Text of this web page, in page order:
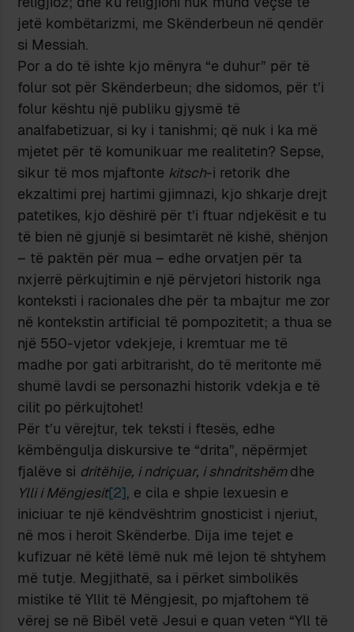
jetë kombëtarizmi, me Skënderbeun në qendër
si Messiah.
Por a do të ishte kjo mënyra “e duhur” për të
folur sot për Skënderbeun; dhe sidomos, për t’i
folur kështu një publiku gjysmë të
analfabetizuar, si ky i tanishmi; që nuk i ka më
mjetet për të komunikuar me realitetin? Sepse,
sikur të mos mjaftonte kitsch-i retorik dhe
ekzaltimi prej hartimi gjimnazi, kjo shkarje drejt
patetikes, kjo dëshirë për t’i ftuar ndjekësit e tu
të bien në gjunjë si besimtarët në kishë, shënjon
– të paktën për mua – edhe orvatjen për ta
nxjerrë përkujtimin e një përvjetori historik nga
konteksti i racionales dhe për ta mbajtur me zor
në kontekstin artificial të pompozitetit; a thua se
një 550-vjetor vdekjeje, i kremtuar me të
madhe por gati arbitrarisht, do të meritonte më
shumë lavdi se personazhi historik vdekja e të
cilit po përkujtohet!
Për t’u vërejtur, tek teksti i ftesës, edhe
këmbëngulja diskursive te “drita”, nëpërmjet
fjalëve si dritëhije, i ndriçuar, i shndritshëmdhe
Ylli i Mëngjesit[2], e cila e shpie lexuesin e
iniciuar te një këndvështrim gnosticist i njeriut,
në mos i heroit Skënderbe. Dija ime tejet e
kufizuar në këtë lëmë nuk më lejon të shtyhem
më tutje. Megjithatë, sa i përket simbolikës
mistike të Yllit të Mëngjesit, po mjaftohem të
vërej se në Bibël vetë Jesui e quan veten “Yll të